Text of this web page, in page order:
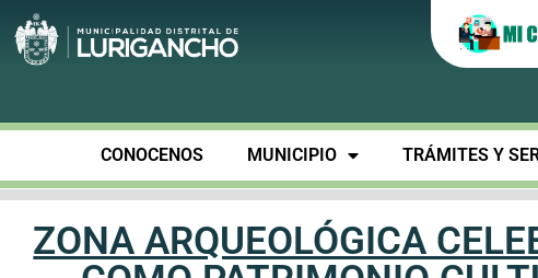
CONOCENOS MUNICIPIO TRÁMITES Y
ZONA ARQUEOLÓGICA